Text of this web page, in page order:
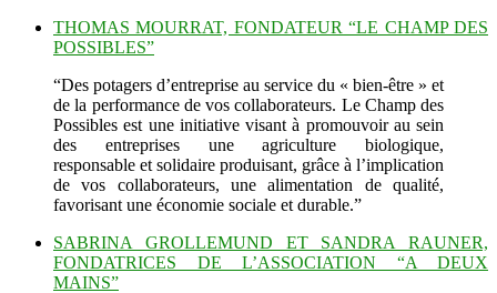
THOMAS MOURRAT, FONDATEUR “LE CHAMP DES
POSSIBLES”
“Des potagers d’entreprise au service du « bien-être » et
de la performance de vos collaborateurs. Le Champ des
Possibles est une initiative visant à promouvoir au sein
des entreprises une agriculture biologique,
responsable et solidaire produisant, grâce à l’implication
de vos collaborateurs, une alimentation de qualité,
favorisant une économie sociale et durable.”
SABRINA GROLLEMUND ET SANDRA RAUNER,
FONDATRICES DE L’ASSOCIATION “A DEUX
MAINS”